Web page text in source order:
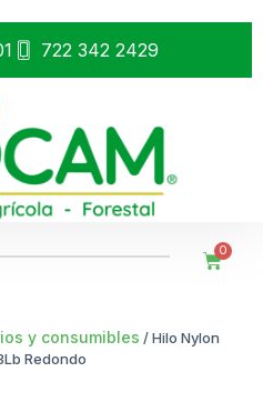
722 342 2429
0
y consumibles / Hilo Nylon
Redondo